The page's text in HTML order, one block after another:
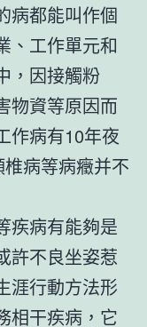
病都能叫作個
、工作單元和
，因接觸粉
物資等原因而
作病有10年夜
病等病癥并不
疾病有能夠是
許不良坐姿惹
涯行動方法形
相干疾病，它